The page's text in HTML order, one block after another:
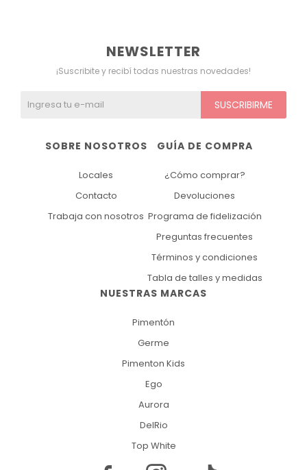
NUESTRAS MARCAS
Pimentón
Germe
Pimenton Kids
Ego
Aurora
DelRio
Top White
GUÍA DE COMPRA
¿Cómo comprar?
Devoluciones
Programa de fidelización
Preguntas frecuentes
Términos y condiciones
Tabla de talles y medidas
SOBRE NOSOTROS
Locales
Contacto
Trabaja con nosotros
NEWSLETTER
¡Suscribite y recibí todas nuestras novedades!
SUSCRIBIRME